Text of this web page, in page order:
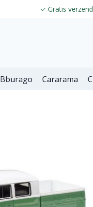
✓ Gratis
Bburago Cararama